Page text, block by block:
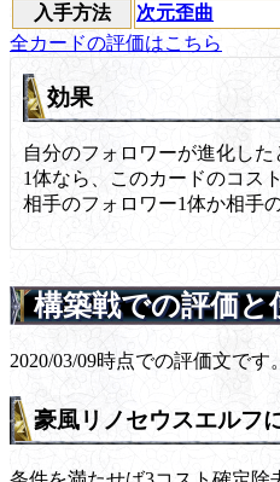
入手方法
次元歪曲
全カードの評価はこちら
効果
自分のフォロワーが進化し
1体なら、このカードのコス
相手のフォロワー1体か相手
構築戦での評価と
2020/03/09時点での評価文です。
豪風リノセウスエルフ